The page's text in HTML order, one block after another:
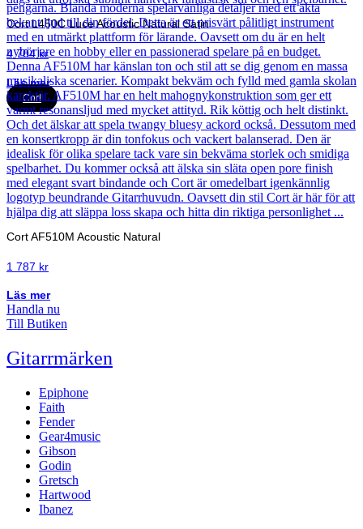
Cort L450C Luce Acoustic Natural Satin
4 704kr
Läs mer
Cort
Cort AF510M Acoustic Natural
1 787 kr
Läs mer
Handla nu
Till Butiken
Gitarrmärken
Epiphone
Faith
Fender
Gear4music
Gibson
Godin
Gretsch
Hartwood
Ibanez